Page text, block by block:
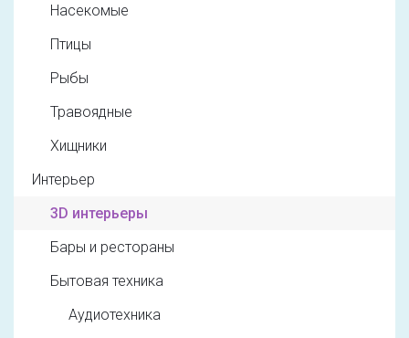
Насекомые
Птицы
Рыбы
Травоядные
Хищники
Интерьер
3D интерьеры
Бары и рестораны
Бытовая техника
Аудиотехника